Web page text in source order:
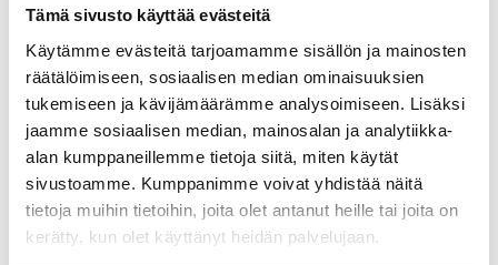
Tämä sivusto käyttää evästeitä
Käytämme evästeitä tarjoamamme sisällön ja mainosten
räätälöimiseen, sosiaalisen median ominaisuuksien
tukemiseen ja kävijämäärämme analysoimiseen. Lisäksi
jaamme sosiaalisen median, mainosalan ja analytiikka-
alan kumppaneillemme tietoja siitä, miten käytät
sivustoamme. Kumppanimme voivat yhdistää näitä
tietoja muihin tietoihin, joita olet antanut heille tai joita on
kerätty, kun olet käyttänyt heidän palvelujaan.
8.8.2025
Lepaa 2025 järjestetään 14.-16. elokuuta. Meidät löytää osastolta
U7. Katso lisää tapahtumasta:
Lue lisää »
Maxpo 31.8.-2.9.2023
10.8.2023
Maxpo järjestetään Hyvinkään lentokentällä 31.8. – 2.9.2023. Tule
poikkeamaan osastollamme B134! Nähdään messuilla! Lisätietoja: